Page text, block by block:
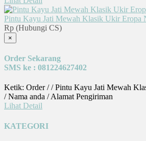
Pintu Kayu Jati Mewah Klasik Ukir Eropa
Rp (Hubungi CS)
×
Order Sekarang
SMS ke : 081224627402
Ketik: Order / / Pintu Kayu Jati Mewah
/ Nama anda / Alamat Pengiriman
Lihat Detail
KATEGORI